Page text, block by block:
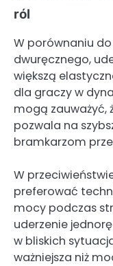
ról
W porównaniu
dwuręcznego,
większą
dla graczy w
mogą zauważyć,
pozwala na
bramkarzom
W
preferować
mocy podczas
uderzenie
w bliskich
ważniejsza niż